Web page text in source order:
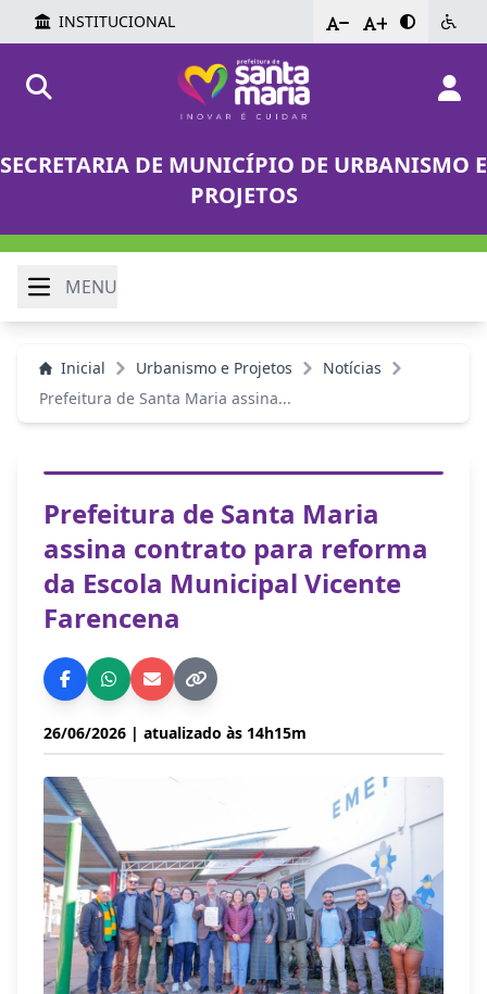
INSTITUCIONAL - +
SECRETARIA DE MUNICÍPIO DE URBANISMO E
PROJETOS
MENU
Inicial Urbanismo e Projetos
Notícias
Prefeitura de Santa Maria assina...
Prefeitura de Santa Maria
assina contrato para reforma
da Escola Municipal Vicente
Farencena
26/06/2026 | atualizado às 14h15m